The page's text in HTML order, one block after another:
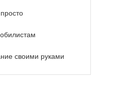
своими руками